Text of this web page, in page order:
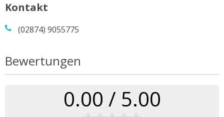
Kontakt
(02874) 9055775
Bewertungen
0.00 / 5.00